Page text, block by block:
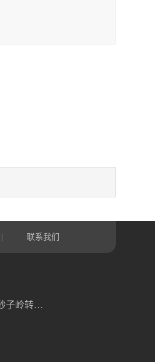
联系我们
湖南省湘潭市潭邵路519号（砂子岭转盘往湘乡方向1.2公里）